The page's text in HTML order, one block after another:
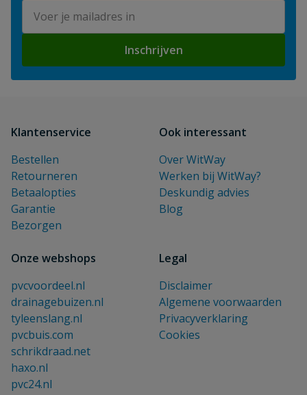
Inschrijven
Klantenservice
Bestellen
Retourneren
Betaalopties
Garantie
Bezorgen
Ook interessant
Over WitWay
Werken bij WitWay?
Deskundig advies
Blog
Onze webshops
pvcvoordeel.nl
drainagebuizen.nl
tyleenslang.nl
pvcbuis.com
schrikdraad.net
haxo.nl
pvc24.nl
Legal
Disclaimer
Algemene voorwaarden
Privacyverklaring
Cookies